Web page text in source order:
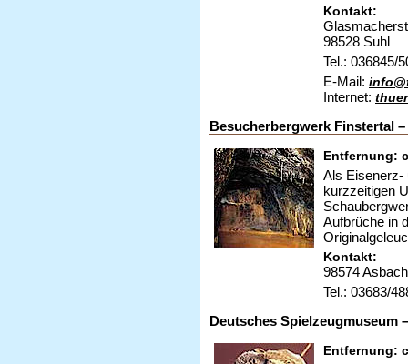
Kontakt:
98528 Suhl
Tel.: 036845/
E-Mail:
Internet:
Besucherbergwerk Finstertal
Entfernung:
Als Eisenerz-
kurzzeitigen
Aufbrüche in
Kontakt:
98574 Asbach
Tel.: 03683/
Deutsches Spielzeugmuseum
Entfernung: